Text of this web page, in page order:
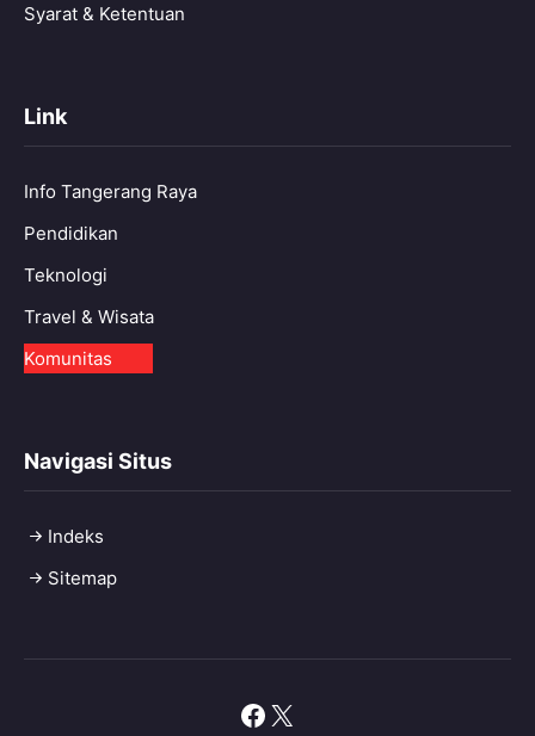
Syarat & Ketentuan
Link
Info Tangerang Raya
Pendidikan
Teknologi
Travel & Wisata
Komunitas
Navigasi Situs
Indeks
Sitemap
Facebook
X